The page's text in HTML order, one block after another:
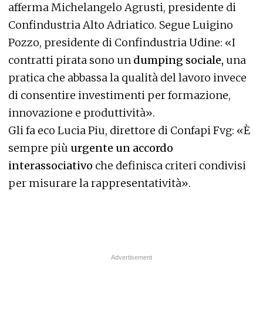
afferma Michelangelo Agrusti, presidente di
Confindustria Alto Adriatico. Segue Luigino
Pozzo, presidente di Confindustria Udine: «I
contratti pirata sono un dumping sociale, una
pratica che abbassa la qualità del lavoro invece
di consentire investimenti per formazione,
innovazione e produttività».
Gli fa eco Lucia Piu, direttore di Confapi Fvg: «È
sempre più urgente un accordo
interassociativo che definisca criteri condivisi
per misurare la rappresentatività».